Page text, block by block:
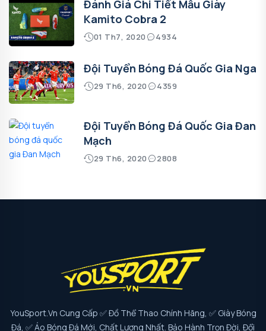
Đánh Giá Chi Tiết Mẫu Giày
Kamito Cobra 2
01 Th7, 2020 4934
Đội Tuyển Bóng Đá Quốc Gia Nga
29 Th6, 2020 4359
Đội Tuyển Bóng Đá Quốc Gia Đan
Mạch
29 Th6, 2020 2808
YouSport.vn Cung Cấp ✅ Đồ Thể Thao Chính Hãng, ✅ Giày Bóng
Đá, ✅ Áo Bóng Đá Mới, Chất Lượng Nhất. Bảo Hành Trọn Đời, Đổi